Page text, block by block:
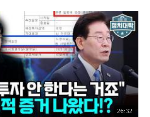
26:32